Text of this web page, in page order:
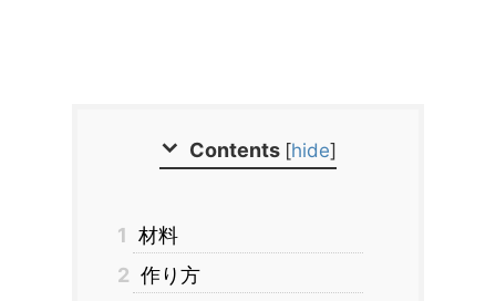
Contents [hide]
1 材料
2 作り方